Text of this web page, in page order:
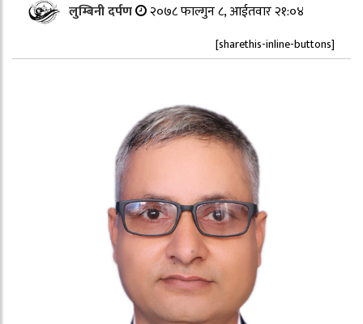
लुम्बिनी दर्पण २०७८ फाल्गुन ८, आईतवार २१:०४
[sharethis-inline-buttons]